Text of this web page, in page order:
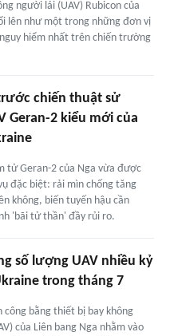
người lái (UAV) Rubicon của
lên như một trong những đơn vị
hiểm nhất trên chiến trường
chiến thuật sử
Geran-2 kiểu mới của
tử Geran-2 của Nga vừa được
đặc biệt: rải mìn chống tăng
không, biến tuyến hậu cần
'bãi tử thần' đầy rủi ro.
số lượng UAV nhiều kỷ
trong tháng 7
công bằng thiết bị bay không
của Liên bang Nga nhằm vào